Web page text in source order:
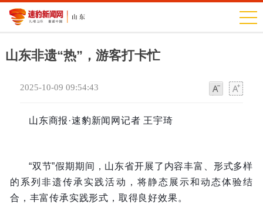
山东非遗“热”，游客打卡忙
2025-10-09 09:54:43
山东商报·速豹新闻网记者 王宇琦
“双节”假期期间，山东省开展了内容丰富、形式多样
的系列非遗传承实践活动，将静态展示和动态体验结
合，丰富传承实践形式，取得良好效果。